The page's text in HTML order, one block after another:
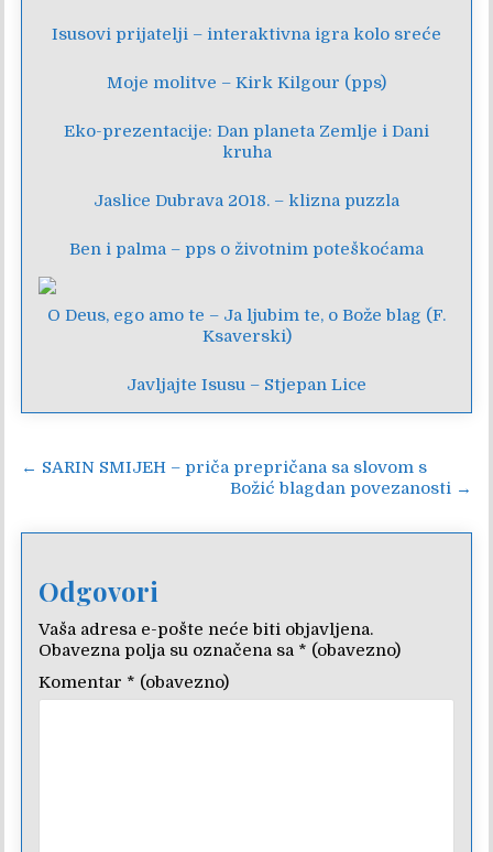
Isusovi prijatelji – interaktivna igra kolo sreće
Moje molitve – Kirk Kilgour (pps)
Eko-prezentacije: Dan planeta Zemlje i Dani
kruha
Jaslice Dubrava 2018. – klizna puzzla
Ben i palma – pps o životnim poteškoćama
O Deus, ego amo te – Ja ljubim te, o Bože blag (F.
Ksaverski)
Javljajte Isusu – Stjepan Lice
Navigacija
← SARIN SMIJEH – priča prepričana sa slovom s
Božić blagdan povezanosti →
Odgovori
Vaša adresa e-pošte neće biti objavljena.
Obavezna polja su označena sa * (obavezno)
Komentar * (obavezno)